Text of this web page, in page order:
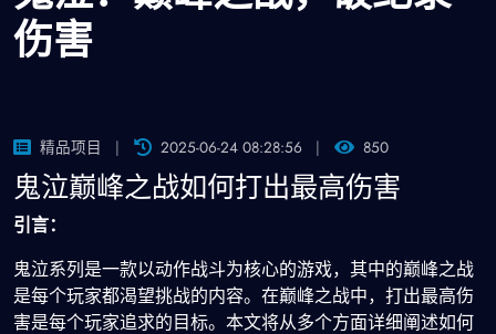
伤害
精品项目 2025-06-24 08:28:56 850
鬼泣巅峰之战如何打出最高伤害
引言：
鬼泣系列是一款以动作战斗为核心的游戏，其中的巅峰之战
是每个玩家都渴望挑战的内容。在巅峰之战中，打出最高伤
害是每个玩家追求的目标。本文将从多个方面详细阐述如何